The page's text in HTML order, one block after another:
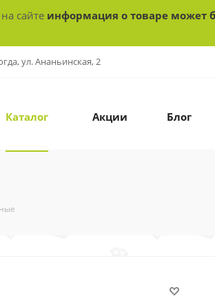
сайте информация о товаре может
ул. Ананьинская, 2
Каталог Акции Блог